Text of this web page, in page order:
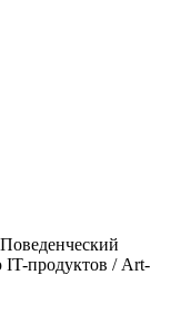
IT-продуктов / Art-